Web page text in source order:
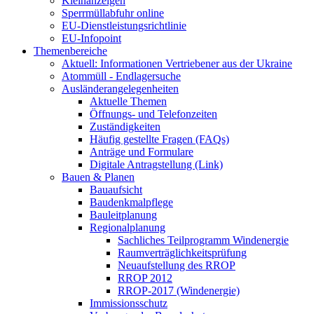
Sperrmüllabfuhr online
EU-Dienstleistungsrichtlinie
EU-Infopoint
Themenbereiche
Aktuell: Informationen Vertriebener aus der Ukraine
Atommüll - Endlagersuche
Ausländerangelegenheiten
Aktuelle Themen
Öffnungs- und Telefonzeiten
Zuständigkeiten
Häufig gestellte Fragen (FAQs)
Anträge und Formulare
Digitale Antragstellung (Link)
Bauen & Planen
Bauaufsicht
Baudenkmalpflege
Bauleitplanung
Regionalplanung
Sachliches Teilprogramm Windenergie
Raumverträglichkeitsprüfung
Neuaufstellung des RROP
RROP 2012
RROP-2017 (Windenergie)
Immissionsschutz